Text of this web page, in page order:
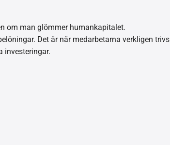
om man glömmer humankapitalet.
Det är när medarbetarna verkligen trivs
investeringar.